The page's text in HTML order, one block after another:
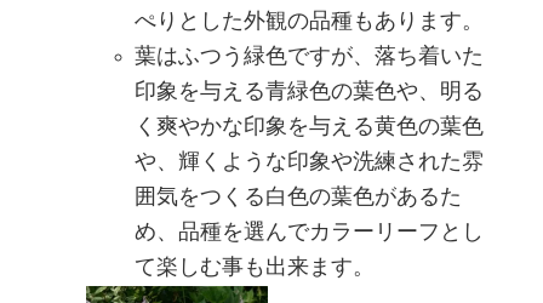
ぺりとした外観の品種もあります。
葉はふつう緑色ですが、落ち着いた
印象を与える青緑色の葉色や、明る
く爽やかな印象を与える黄色の葉色
や、輝くような印象や洗練された雰
囲気をつくる白色の葉色があるた
め、品種を選んでカラーリーフとし
て楽しむ事も出来ます。